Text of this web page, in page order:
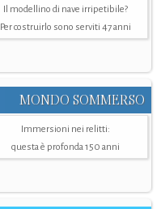
Il modellino di nave irripetibile?
Per costruirlo sono serviti 47 anni
MONDO SOMMERSO
Immersioni nei relitti:
questa è profonda 150 anni